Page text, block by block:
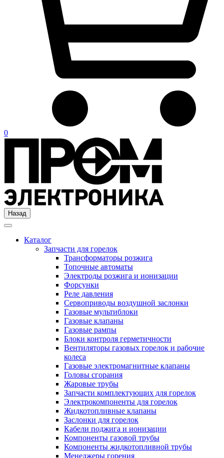
0
Назад
Каталог
Запчасти для горелок
Трансформаторы розжига
Топочные автоматы
Электроды розжига и ионизации
Форсунки
Реле давления
Сервоприводы воздушной заслонки
Газовые мультиблоки
Газовые клапаны
Газовые рампы
Блоки контроля герметичности
Вентиляторы газовых горелок и рабочие
колеса
Газовые электромагнитные клапаны
Головы сгорания
Жаровые трубы
Запчасти комплектующих для горелок
Электрокомпоненты для горелок
Жидкотопливные клапаны
Заслонки для горелок
Кабели поджига и ионизации
Компоненты газовой трубы
Компоненты жидкотопливной трубы
Менеджеры горения